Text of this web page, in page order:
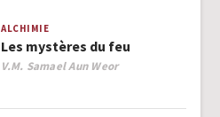
ALCHIMIE
Les mystères du feu
Author
V.M. Samael Aun Weor